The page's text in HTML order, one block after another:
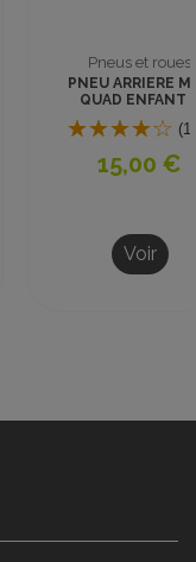
Pneus et roues
ARRIERE MINI
QUAD ENFANT 6
13x5.00-6
(153)